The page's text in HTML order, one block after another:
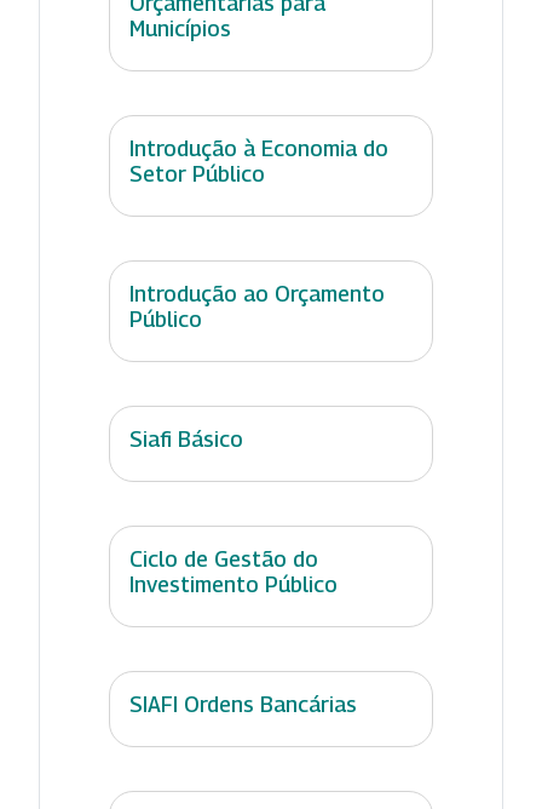
Municípios
Introdução à Economia do
Setor Público
Introdução ao Orçamento
Público
Siafi Básico
Ciclo de Gestão do
Investimento Público
SIAFI Ordens Bancárias